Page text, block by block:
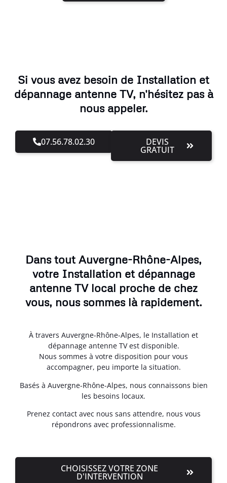
Si vous avez besoin de Installation et
dépannage antenne TV, n'hésitez pas à
nous appeler.
07.56.78.02.30 DEVIS
GRATUIT
Dans tout Auvergne-Rhône-Alpes,
votre Installation et dépannage
antenne TV local proche de chez
vous, nous sommes là rapidement.
À travers Auvergne-Rhône-Alpes, le Installation et
dépannage antenne TV est disponible.
Nous sommes à votre disposition pour vous
accompagner, peu importe la situation.
Basés à Auvergne-Rhône-Alpes, nous connaissons bien
les besoins locaux.
Prenez contact avec nous sans attendre, nous vous
répondrons avec professionnalisme.
CHOISISSEZ VOTRE ZONE
D'INTERVENTION